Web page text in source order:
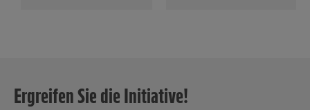
Ergreifen Sie die Initiative!